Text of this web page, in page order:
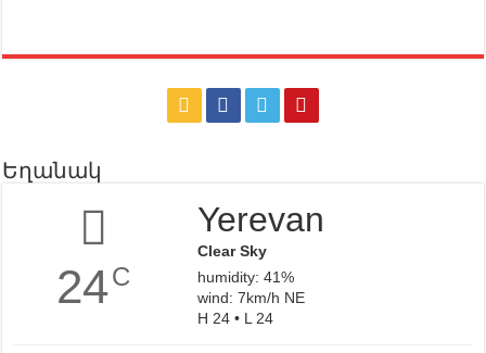
Եղանակ
24C
Yerevan
Clear Sky
humidity: 41%
wind: 7km/h NE
H 24 • L 24